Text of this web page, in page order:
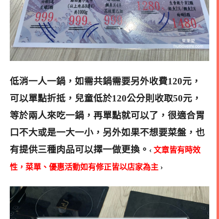
低消一人一鍋，如需共鍋需要另外收費120元，
可以單點折抵，兒童低於120公分則收取50元，
等於兩人來吃一鍋，再單點就可以了，很適合胃
口不大或是一大一小，另外如果不想要菜盤，也
有提供三種肉品可以擇一做更換 。 ‹ 文章皆有時效
性，菜單、優惠活動如有修正皆以店家為主 ›